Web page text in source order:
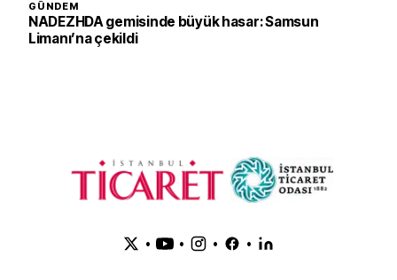
GÜNDEM
NADEZHDA gemisinde büyük hasar: Samsun
Limanı’na çekildi
• • • •